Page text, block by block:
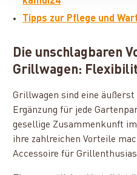
Tipps zur Pflege und
Die unschlagbaren
Grillwagen:
Grillwagen sind eine
Ergänzung für jede
gesellige Zusammenkunft
ihre zahlreichen Vorteile
Accessoire für